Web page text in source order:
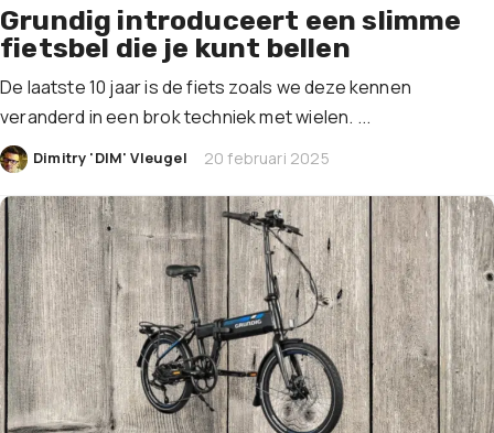
Grundig introduceert een slimme
fietsbel die je kunt bellen
De laatste 10 jaar is de fiets zoals we deze kennen
veranderd in een brok techniek met wielen. ...
Dimitry 'DIM' Vleugel 20 februari 2025